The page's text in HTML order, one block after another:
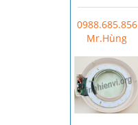
0988.685.856
Mr.Hùng